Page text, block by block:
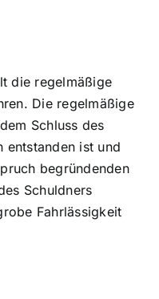
die regelmäßige
Die regelmäßige
Schluss des
entstanden ist und
begründenden
Schuldners
Fahrlässigkeit